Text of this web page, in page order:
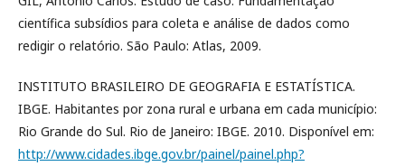
científica subsídios para coleta e análise de dados como
redigir o relatório. São Paulo: Atlas, 2009.
INSTITUTO BRASILEIRO DE GEOGRAFIA E ESTATÍSTICA.
IBGE. Habitantes por zona rural e urbana em cada município:
Rio Grande do Sul. Rio de Janeiro: IBGE. 2010. Disponível em:
http://www.cidades.ibge.gov.br/painel/painel.php?